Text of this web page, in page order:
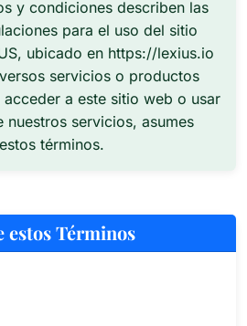
y condiciones describen las
para el uso del sitio
ubicado en https://lexius.io
servicios o productos
a este sitio web o usar
nuestros servicios, asumes
términos.
estos Términos